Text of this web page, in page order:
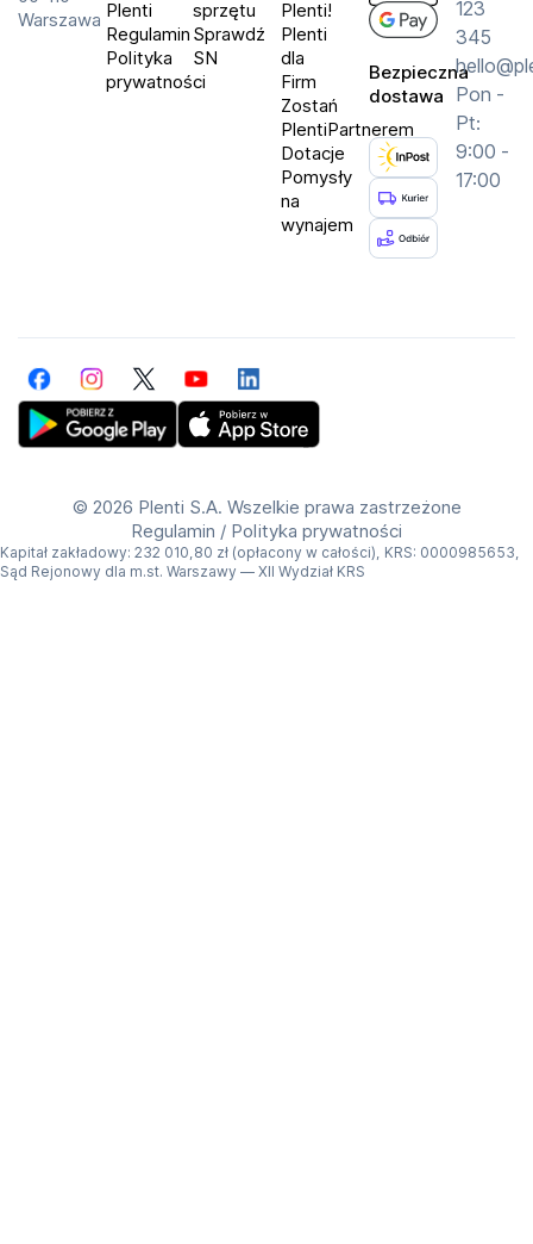
Warszawa Plenti
Regulamin
Polityka
prywatności
sprzętu
Sprawdź
SN
Plenti!
Plenti
dla
Firm
Zostań
PlentiPartnerem
Dotacje
Pomysły
na
wynajem
Bezpieczna
dostawa
123
345
Pon -
Pt:
9:00 -
17:00
FacebookInstagramTwitterYouTubeLinkedIn
© 2026 Plenti S.A. Wszelkie prawa zastrzeżone
Regulamin / Polityka prywatności
Kapitał zakładowy: 232 010,80 zł (opłacony w całości), KRS: 0000985653,
Sąd Rejonowy dla m.st. Warszawy — XII Wydział KRS